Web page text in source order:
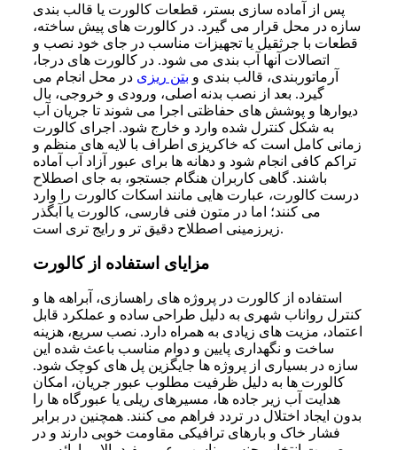
پس از آماده سازی بستر، قطعات کالورت یا قالب بندی
سازه در محل قرار می گیرد. در کالورت های پیش ساخته،
قطعات با جرثقیل یا تجهیزات مناسب در جای خود نصب و
اتصالات آنها آب بندی می شود. در کالورت های درجا،
آرماتوربندی، قالب بندی و بتن ریزی در محل انجام می
گیرد. بعد از نصب بدنه اصلی، ورودی و خروجی، بال
دیوارها و پوشش های حفاظتی اجرا می شوند تا جریان آب
به شکل کنترل شده وارد و خارج شود. اجرای کالورت
زمانی کامل است که خاکریزی اطراف با لایه های منظم و
تراکم کافی انجام شود و دهانه ها برای عبور آزاد آب آماده
باشند. گاهی کاربران هنگام جستجو، به جای اصطلاح
درست کالورت، عبارت هایی مانند اسکات کالورت را وارد
می کنند؛ اما در متون فنی فارسی، کالورت یا آبگذر
زیرزمینی اصطلاح دقیق تر و رایج تری است.
مزایای استفاده از کالورت
استفاده از کالورت در پروژه های راهسازی، آبراهه ها و
کنترل رواناب شهری به دلیل طراحی ساده و عملکرد قابل
اعتماد، مزیت های زیادی به همراه دارد. نصب سریع، هزینه
ساخت و نگهداری پایین و دوام مناسب باعث شده این
سازه در بسیاری از پروژه ها جایگزین پل های کوچک شود.
کالورت ها به دلیل ظرفیت مطلوب عبور جریان، امکان
هدایت آب زیر جاده ها، مسیرهای ریلی یا عبورگاه ها را
بدون ایجاد اختلال در تردد فراهم می کنند. همچنین در برابر
فشار خاک و بارهای ترافیکی مقاومت خوبی دارند و در